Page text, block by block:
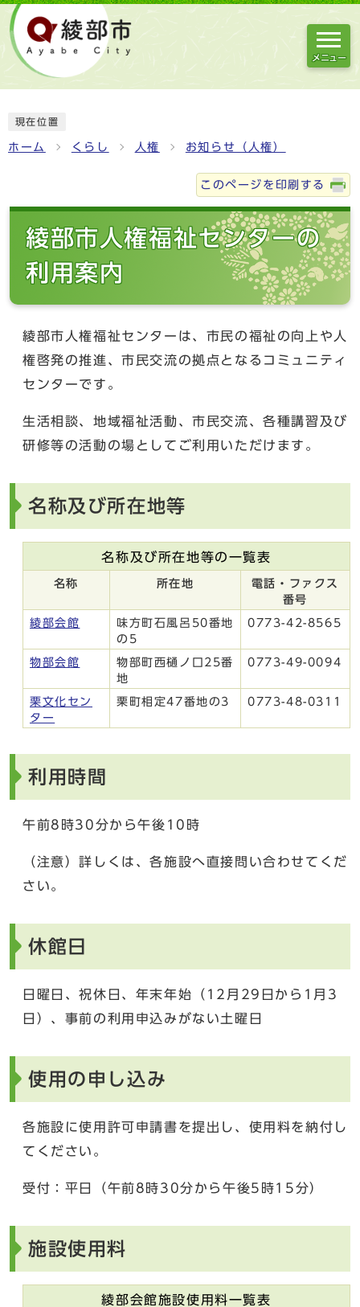
メニュー
現在位置
ホーム くらし 人権 お知らせ（人権）
このページを印刷する
綾部市人権福祉センターの
利用案内
綾部市人権福祉センターは、市民の福祉の向上や人
権啓発の推進、市民交流の拠点となるコミュニティ
センターです。
生活相談、地域福祉活動、市民交流、各種講習及び
研修等の活動の場としてご利用いただけます。
名称及び所在地等
名称及び所在地等の一覧表
名称 所在地
電話・ファクス
番号
綾部会館
味方町石風呂50番地
の5
0773-42-8565
物部会館
物部町西樋ノ口25番
地
0773-49-0094
栗文化セン
ター
栗町相定47番地の3 0773-48-0311
利用時間
午前8時30分から午後10時
（注意）詳しくは、各施設へ直接問い合わせてくだ
さい。
休館日
日曜日、祝休日、年末年始（12月29日から1月3
日）、事前の利用申込みがない土曜日
使用の申し込み
各施設に使用許可申請書を提出し、使用料を納付し
てください。
受付：平日（午前8時30分から午後5時15分）
施設使用料
綾部会館施設使用料一覧表